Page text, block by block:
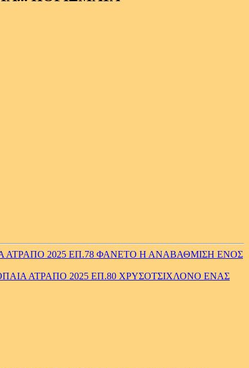
2025 ΕΠ.78 ΦΑΝΕΤΟ Η ΑΝΑΒΑΘΜΙΣΗ ΕΝΟΣ
ΑΤΡΑΠΟ 2025 ΕΠ.80 ΧΡΥΣΟΤΣΙΧΛΟΝΟ ΕΝΑΣ